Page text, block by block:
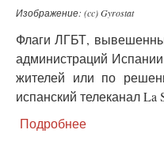
Изображение: (cc) Gyrostat
Флаги ЛГБТ,
администраций
жителей или по
испанский телеканал La
Подробнее